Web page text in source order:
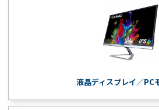
液晶ディスプレイ／PC